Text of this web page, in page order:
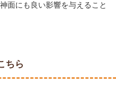
面にも良い影響を与えること
ちら